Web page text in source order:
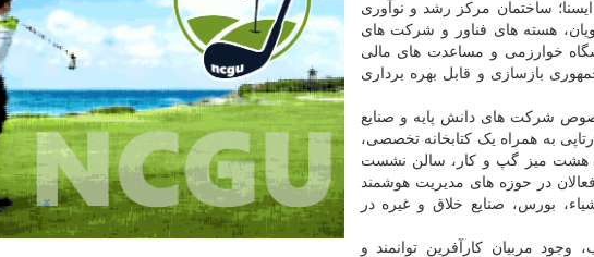
ساختمان مرکز رشد و نوآوری
هسته های فناور و شرکت های
خوارزمی و مساعدت های مالی
بازسازی و قابل بهره برداری
۱۴ فضای مخصوص شرکت های دانش پایه و صنایع
به همراه یک کتابخانه تخصصی،
هشت میز گپ و کار، سالن نشست
در حوزه های مدیریت هوشمند
بورس، صنایع خلاق و غیره در
مربیان کارآفرین توانمند و